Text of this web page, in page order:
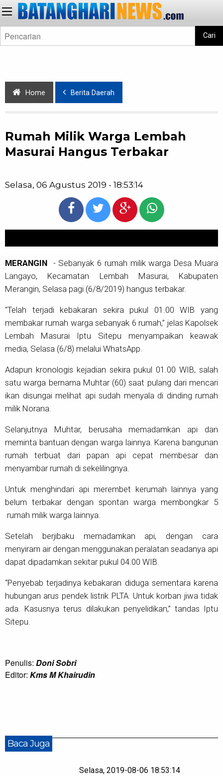
Cari
Home Berita Daerah
Rumah Milik Warga Lembah
Masurai Hangus Terbakar
Selasa, 06 Agustus 2019 - 18:53:14
MERANGIN - Sebanyak 6 rumah milik warga Desa Muara
Langayo, Kecamatan Lembah Masurai, Kabupaten
Merangin, Selasa pagi (6/8/2019) hangus terbakar.
"Telah terjadi kebakaran sekira pukul 01.00 WIB yang
membakar rumah warga sebanyak 6 rumah,” jelas Kapolsek
Lembah Masurai Iptu Sitepu menyampaikan keawak
media, Selasa (6/8) melalui WhatsApp.
Adapun kronologis kejadian sekira pukul 01.00 WIB, salah
satu warga bernama Muhtar (60) saat pulang dari mencari
ikan disungai melihat api sudah menyala di dinding rumah
milik Norana.
Selanjutnya Muhtar, berusaha memadamkan api dan
meminta bantuan dengan warga lainnya. Karena bangunan
rumah terbuat dari papan api cepat membesar dan
menyambar rumah di sekelilingnya.
Untuk menghindari api merembet kerumah lainnya yang
belum terbakar dengan spontan warga membongkar 5
rumah milik warga lainnya.
Setelah berjibaku memadamkan api, dengan cara
menyiram air dengan menggunakan peralatan seadanya api
dapat dipadamkan sekitar pukul 04.00 WIB.
“Penyebab terjadinya kebakaran diduga sementara karena
hubungan arus pendek listrik PLTA. Untuk korban jiwa tidak
ada. Kasusnya terus dilakukan penyelidikan,” tandas Iptu
Sitepu.
Penulis: Doni Sobri
Editor: Kms M Khairudin
Baca Juga
Selasa, 2019-08-06 18:53:14